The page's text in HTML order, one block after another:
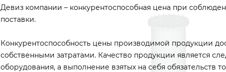
Девиз компании – конкурентоспособная цена при
поставки.
Конкурентоспособность цены производимой продукции
собственными затратами. Качество продукции является
оборудования, а выполнение взятых на себя обязательств